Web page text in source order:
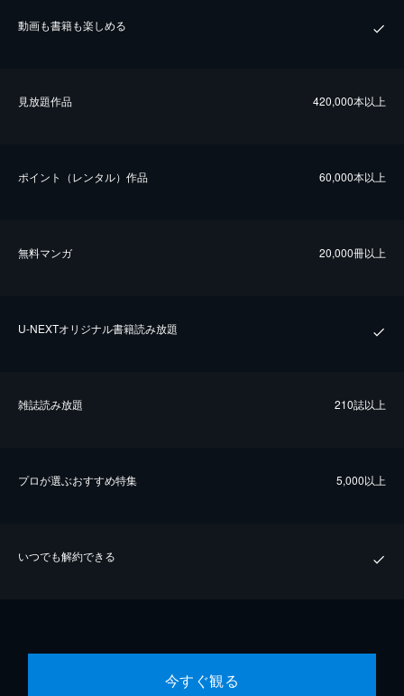
動画も書籍も楽しめる
⾒放題作品 420,000本以上
ポイント（レンタル）作品 60,000本以上
無料マンガ 20,000冊以上
U-NEXTオリジナル書籍読み放題
雑誌読み放題 210誌以上
プロが選ぶおすすめ特集 5,000以上
いつでも解約できる
今すぐ観る